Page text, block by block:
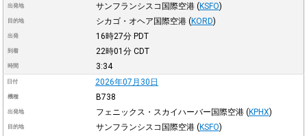
出発地 サンフランシスコ国際空港 (KSFO)
目的地 シカゴ・オヘア国際空港 (KORD)
出発 16時27分 PDT
到着 22時01分 CDT
時間 3:34
日付 2026年07月30日
機種 B738
出発地 フェニックス・スカイハーバー国際空港 (KPHX)
目的地 サンフランシスコ国際空港 (KSFO)